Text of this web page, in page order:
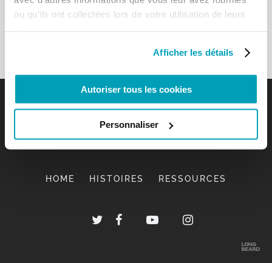
ou qu'ils ont collectées lors de votre utilisation de leurs
Afficher les détails
Autoriser tous les cookies
Personnaliser
HOME HISTOIRES RESSOURCES